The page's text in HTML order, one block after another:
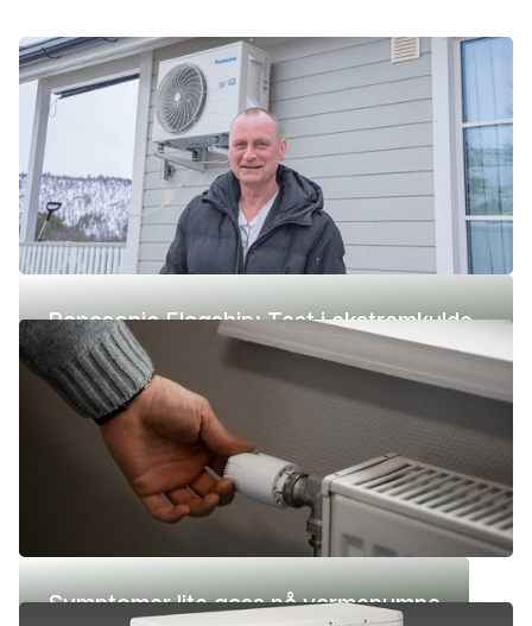
Panasonic Flagship: Test i ekstremkulde
(-42 °C)
Symptomer lite gass på varmepumpe